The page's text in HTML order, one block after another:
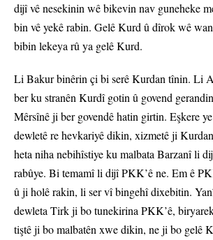
dijî vê nesekinin wê bikevin nav guneheke
bin vê yekê rabin. Gelê Kurd û dîrok wê
bibin lekeya rû ya gelê Kurd.
Li Bakur binêrin çi bi serê Kurdan tînin. Li
ber ku stranên Kurdî gotin û govend
Mêrsînê ji ber govendê hatin girtin. Eşkere
dewletê re hevkariyê dikin, xizmetê ji
heta niha nebihîstiye ku malbata Barzanî li
rabûye. Bi temamî li dijî PKK’ê ne. Em ê
û ji holê rakin, li ser vî bingehî dixebitin.
dewleta Tirk ji bo tunekirina PKK’ê,
tiştê ji bo malbatên xwe dikin, ne ji bo gelê